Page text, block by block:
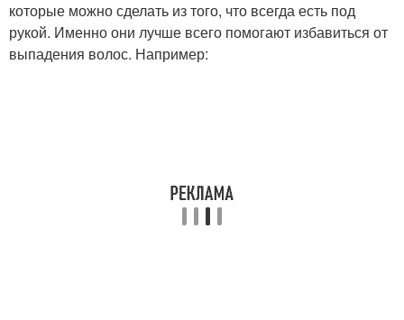
Эффективные средства
которые можно сделать из того, что всегда есть под
рукой. Именно они лучше всего помогают избавиться от
выпадения волос. Например: